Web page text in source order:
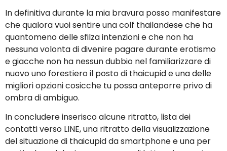
In definitiva durante la mia bravura posso manifestare
che qualora vuoi sentire una colf thailandese che ha
quantomeno delle sfilza intenzioni e che non ha
nessuna volonta di divenire pagare durante erotismo
e giacche non ha nessun dubbio nel familiarizzare di
nuovo uno forestiero il posto di thaicupid e una delle
migliori opzioni cosicche tu possa anteporre privo di
ombra di ambiguo.
In concludere inserisco alcune ritratto, lista dei
contatti verso LINE, una ritratto della visualizzazione
del situazione di thaicupid da smartphone e una per